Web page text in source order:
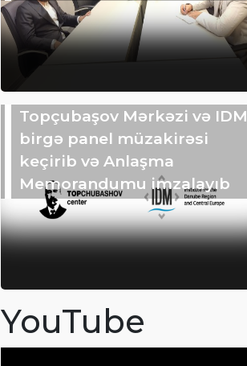
Topçubaşov Mərkəzi və IDM
birgə panel müzakirəsi
keçirib və Anlaşma
Memorandumu imzalayıb
YouTube